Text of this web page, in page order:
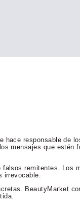
hace responsable de
mensajes que estén
remitentes. Los
BeautyMarket